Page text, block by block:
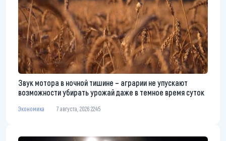
Звук мотора в ночной тишине – аграрии не упускают
возможности убирать урожай даже в темное время суток
Экономика 7 августа, 2026 22:45